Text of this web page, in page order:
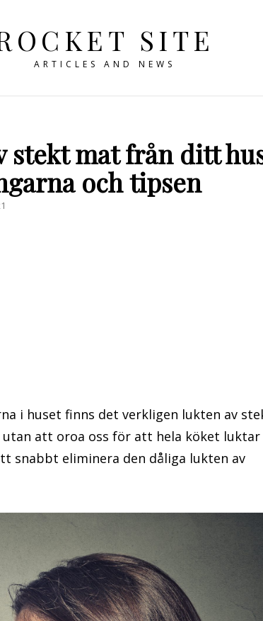
SITE
ARTICLES AND NEWS
mat från ditt
och tipsen
i huset finns det verkligen lukten av
utan att oroa oss för att hela köket luktar
snabbt eliminera den dåliga lukten av